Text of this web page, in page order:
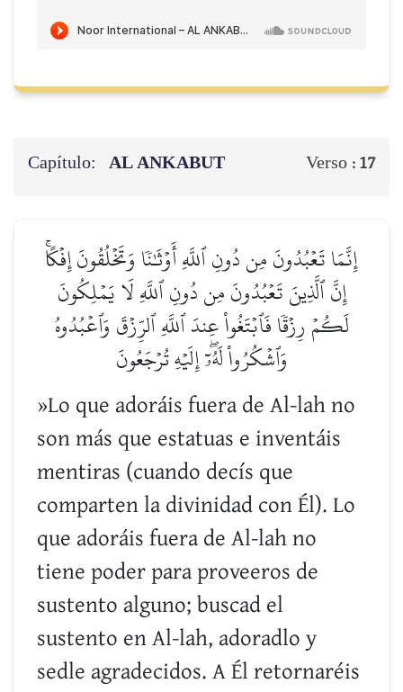
Capítulo: AL ANKABUT Verso : 17
إِنَّمَا تَعۡبُدُونَ مِن دُونِ ٱللَّهِ أَوۡثَٰنٗا وَتَخۡلُقُونَ إِفۡكًاۚ
إِنَّ ٱلَّذِينَ تَعۡبُدُونَ مِن دُونِ ٱللَّهِ لَا يَمۡلِكُونَ
لَكُمۡ رِزۡقٗا فَٱبۡتَغُواْ عِندَ ٱللَّهِ ٱلرِّزۡقَ وَٱعۡبُدُوهُ
وَٱشۡكُرُواْ لَهُۥٓۖ إِلَيۡهِ تُرۡجَعُونَ
»Lo que adoráis fuera de Al-lah no
son más que estatuas e inventáis
mentiras (cuando decís que
comparten la divinidad con Él). Lo
que adoráis fuera de Al-lah no
tiene poder para proveeros de
sustento alguno; buscad el
sustento en Al-lah, adoradlo y
sedle agradecidos. A Él retornaréis